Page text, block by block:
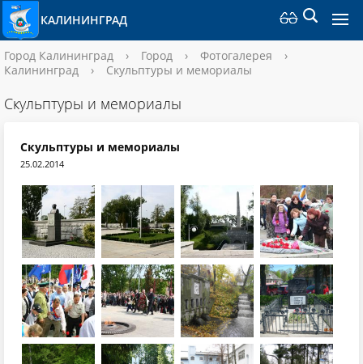
КАЛИНИНГРАД
Город Калининград › Город › Фотогалерея
›
Калининград
› Скульптуры и мемориалы
Скульптуры и мемориалы
Скульптуры и мемориалы
25.02.2014